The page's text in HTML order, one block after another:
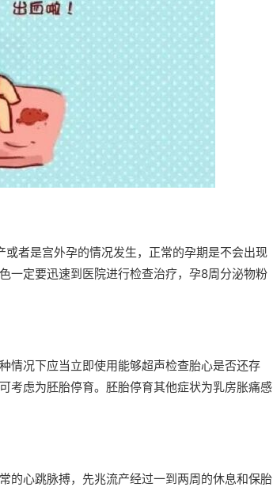
者是宫外孕的情况发生，正常的孕期是不会出现
一定要迅速到医院进行检查治疗，孕8周分泌物粉
情况下应当立即使用能够超声检查胎心是否还存
考虑为胚胎停育。胚胎停育其他症状为乳房胀痛感
的心跳脉搏，先兆流产经过一到两周的休息和保胎